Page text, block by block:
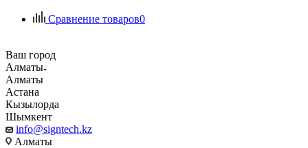
Сравнение товаров0
Ваш город
Алматы
Алматы
Астана
Кызылорда
Шымкент
info@signtech.kz
Алматы